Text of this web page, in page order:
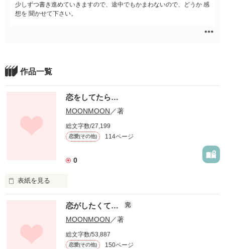
少しずつ書き進めていきますので、途中でもかまわないので、どうか 感
想を 聞かせて下さい。
作品一覧
恋をしてたら…
MOONMOON ／著
総文字数/27,199
恋愛(その他) 114ページ
0
表紙を見る
不倫などしない！
と、さんざん悩んだ亜子でしたが、
結局、彼女は、自分の恋心に忠実に生きる道を選びました。
恋がしたくて… 完
MOONMOON ／著
総文字数/53,887
恋愛(その他) 150ページ